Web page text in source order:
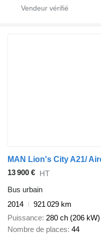
MAN Lion's City A21/
13 900 € HT
Bus urbain
2014
921 029 km
Puissance 280 ch (206 kW)
Nombre de places 44